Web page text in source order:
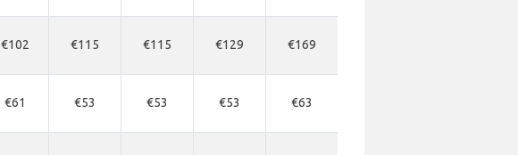
€102 €115 €115 €129 €169
€61 €53 €53 €53 €63